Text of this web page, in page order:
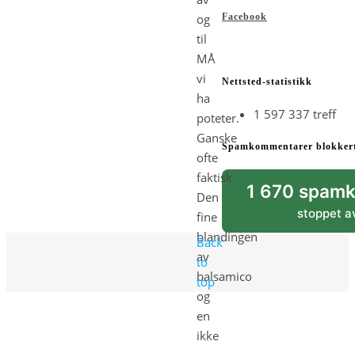
og
til
MÅ
vi
ha
poteter.
Ganske
ofte
faktisk.
Den
fine
blandingen
av
balsamico
og
en
ikke
Facebook
Nettsted-statistikk
1 597 337 treff
Spamkommentarer
1 670
stoppet
Back
to
top